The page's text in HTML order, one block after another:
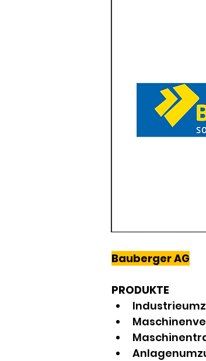
Bauberger AG
PRODUKTE